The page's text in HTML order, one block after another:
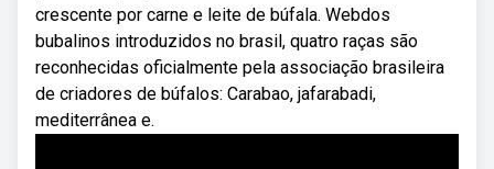
crescente por carne e leite de búfala. Webdos
bubalinos introduzidos no brasil, quatro raças são
reconhecidas oficialmente pela associação brasileira
de criadores de búfalos: Carabao, jafarabadi,
mediterrânea e.